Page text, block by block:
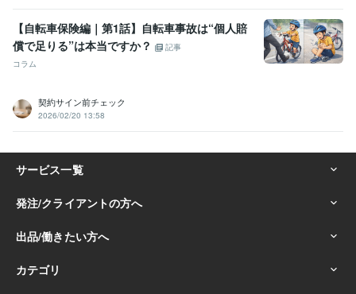
【自転車保険編｜第1話】自転車事故は“個人賠
償で足りる”は本当ですか？
記事
コラム
契約サイン前チェック
2026/02/20 13:58